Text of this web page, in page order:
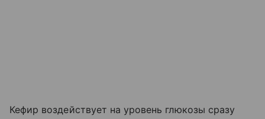
Кефир воздействует на уровень глюкозы сразу